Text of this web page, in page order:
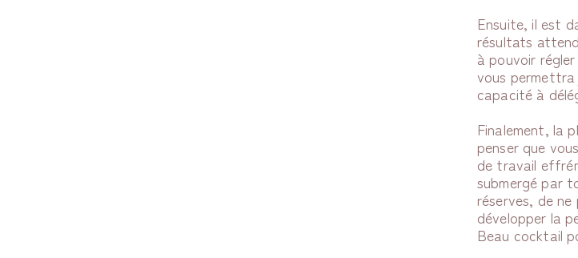
Ensuite, il est
résultats
à pouvoir
vous permettra
capacité à
Finalement, la
penser que
de travail
submergé par
réserves, de
développer la
Beau cocktail